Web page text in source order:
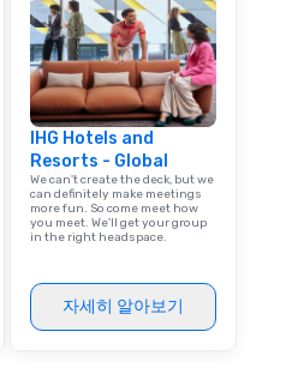
IHG Hotels and
Resorts - Global
We can't create the deck, but we
can definitely make meetings
more fun. So come meet how
you meet. We'll get your group
in the right headspace.
자세히 알아보기